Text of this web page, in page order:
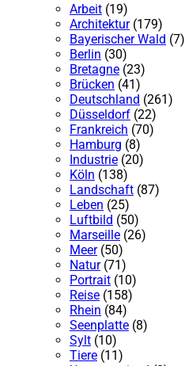
Arbeit (19)
Architektur(179)
Bayerischer Wald (7)
Berlin (30)
Bretagne (23)
Brücken (41)
Deutschland (261)
Düsseldorf (22)
Frankreich (70)
Hamburg (8)
Industrie (20)
Köln (138)
Landschaft (87)
Leben (25)
Luftbild (50)
Marseille (26)
Meer(50)
Natur(71)
Portrait (10)
Reise (158)
Rhein (84)
Seenplatte (8)
Sylt (10)
Tiere (11)